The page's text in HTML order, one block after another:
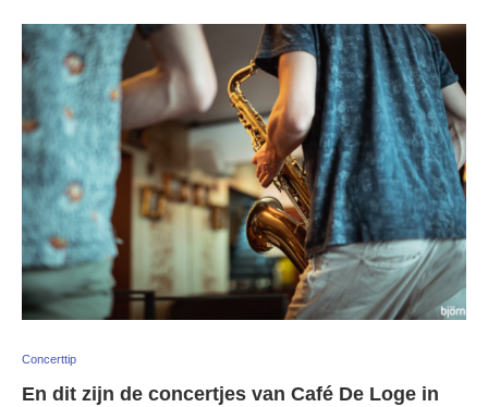
Concerttip
En dit zijn de concertjes van Café De Loge in